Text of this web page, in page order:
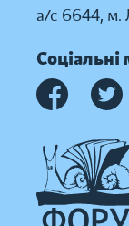
а/с 6644, м.
Соціальні